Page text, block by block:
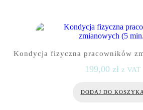
Kondycja fizyczna pracowników
199,00 zł z VAT
DODAJ DO KOSZYKA